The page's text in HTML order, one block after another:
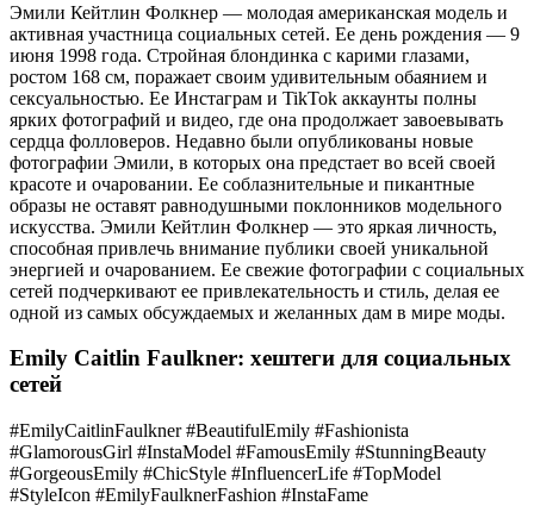
Эмили Кейтлин Фолкнер — молодая американская модель и
активная участница социальных сетей. Ее день рождения — 9
июня 1998 года. Стройная блондинка с карими глазами,
ростом 168 см, поражает своим удивительным обаянием и
сексуальностью. Ее Инстаграм и TikTok аккаунты полны
ярких фотографий и видео, где она продолжает завоевывать
сердца фолловеров. Недавно были опубликованы новые
фотографии Эмили, в которых она предстает во всей своей
красоте и очаровании. Ее соблазнительные и пикантные
образы не оставят равнодушными поклонников модельного
искусства. Эмили Кейтлин Фолкнер — это яркая личность,
способная привлечь внимание публики своей уникальной
энергией и очарованием. Ее свежие фотографии с социальных
сетей подчеркивают ее привлекательность и стиль, делая ее
одной из самых обсуждаемых и желанных дам в мире моды.
Emily Caitlin Faulkner: хештеги для социальных
сетей
#EmilyCaitlinFaulkner #BeautifulEmily #Fashionista
#GlamorousGirl #InstaModel #FamousEmily #StunningBeauty
#GorgeousEmily #ChicStyle #InfluencerLife #TopModel
#StyleIcon #EmilyFaulknerFashion #InstaFame